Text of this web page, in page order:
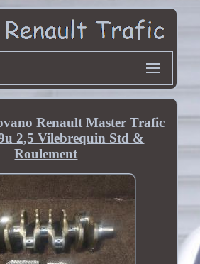
Renault Master Trafic
2,5 Vilebrequin Std &
Roulement